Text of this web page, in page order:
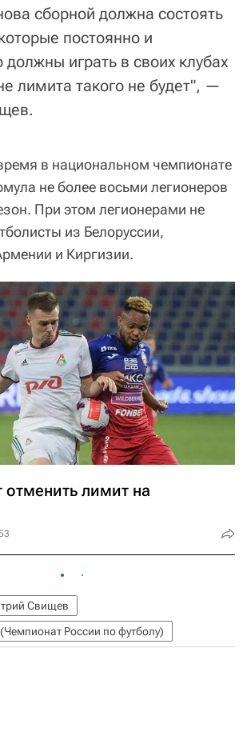
сборной должна состоять
постоянно и
должны играть в своих клубах
лимита такого не будет", —
в национальном чемпионате
не более восьми легионеров
При этом легионерами не
из Белоруссии,
и Киргизии.
лимит на
Свищев
России по футболу)